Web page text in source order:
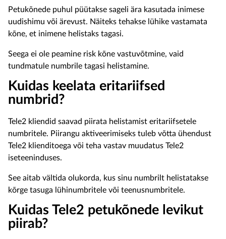
Petukõnede puhul püütakse sageli ära kasutada inimese
uudishimu või ärevust. Näiteks tehakse lühike vastamata
kõne, et inimene helistaks tagasi.
Seega ei ole peamine risk kõne vastuvõtmine, vaid
tundmatule numbrile tagasi helistamine.
Kuidas keelata eritariifsed
numbrid?
Tele2 kliendid saavad piirata helistamist eritariifsetele
numbritele. Piirangu aktiveerimiseks tuleb võtta ühendust
Tele2 klienditoega või teha vastav muudatus Tele2
iseteeninduses.
See aitab vältida olukorda, kus sinu numbrilt helistatakse
kõrge tasuga lühinumbritele või teenusnumbritele.
Kuidas Tele2 petukõnede levikut
piirab?